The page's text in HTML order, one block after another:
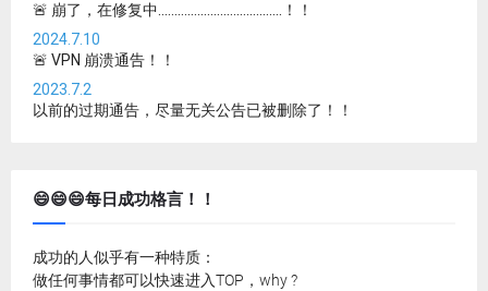
🚨 崩了，在修复中......................................！！
2024.7.10
🚨 VPN 崩溃通告！！
2023.7.2
以前的过期通告，尽量无关公告已被删除了！！
😄😄😄每日成功格言！！
成功的人似乎有一种特质：
做任何事情都可以快速进入TOP，why ?